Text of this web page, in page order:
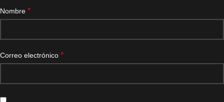
Nombre *
Correo electrónico *